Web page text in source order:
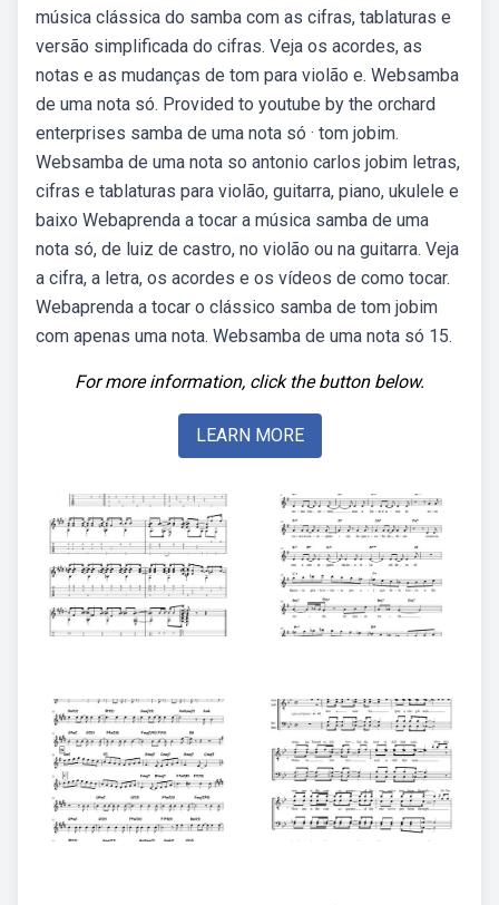
música clássica do samba com as cifras, tablaturas e
versão simplificada do cifras. Veja os acordes, as
notas e as mudanças de tom para violão e. Websamba
de uma nota só. Provided to youtube by the orchard
enterprises samba de uma nota só · tom jobim.
Websamba de uma nota so antonio carlos jobim letras,
cifras e tablaturas para violão, guitarra, piano, ukulele e
baixo Webaprenda a tocar a música samba de uma
nota só, de luiz de castro, no violão ou na guitarra. Veja
a cifra, a letra, os acordes e os vídeos de como tocar.
Webaprenda a tocar o clássico samba de tom jobim
com apenas uma nota. Websamba de uma nota só 15.
For more information, click the button below.
LEARN MORE